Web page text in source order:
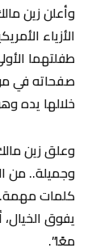
وأعلن زين
الأزياء
طفلتهما
صفحاته في
خلالها يده
وعلق زين
وجميلة.. من
كلمات مهمة.
يفوق
معًا”.